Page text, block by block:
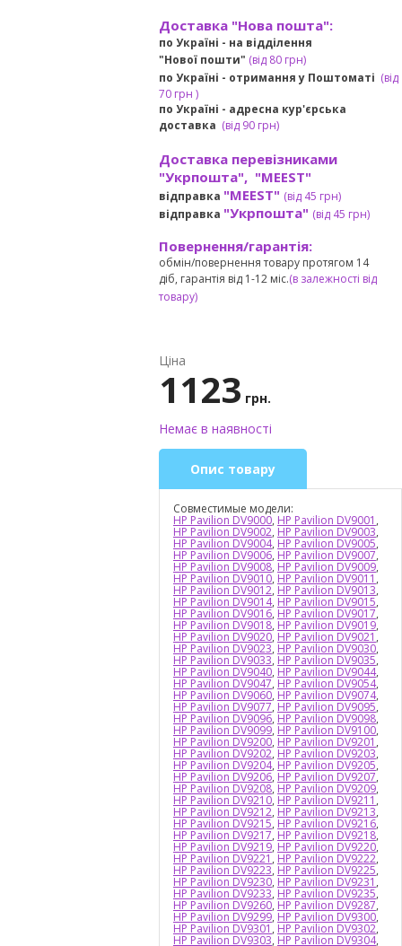
Доставка "Нова пошта":
по Україні - на відділення
"Нової пошти" (від 80 грн)
по Україні - отримання у Поштоматі (від
70 грн )
по Україні - адресна кур'єрська
доставка (від90 грн)
Доставка перевізниками
"Укрпошта", "MEEST"
відправка "MEEST" (від 45 грн)
відправка "Укрпошта" (від 45 грн)
Повернення/гарантія:
обмін/повернення товару протягом 14
діб, гарантія від 1-12 міс.(в залежності від
товару)
Ціна
1123 грн.
Немає в наявності
Опис товару
Совместимые модели:
HP Pavilion DV9000, HP Pavilion DV9001 ,
HP Pavilion DV9002, HP Pavilion DV9003,
HP Pavilion DV9004, HP Pavilion DV9005,
HP Pavilion DV9006, HP Pavilion DV9007,
HP Pavilion DV9008, HP Pavilion DV9009,
HP Pavilion DV9010, HP Pavilion DV9011 ,
HP Pavilion DV9012, HP Pavilion DV9013,
HP Pavilion DV9014, HP Pavilion DV9015,
HP Pavilion DV9016, HP Pavilion DV9017,
HP Pavilion DV9018, HP Pavilion DV9019,
HP Pavilion DV9020, HP Pavilion DV9021 ,
HP Pavilion DV9023, HP Pavilion DV9030,
HP Pavilion DV9033, HP Pavilion DV9035,
HP Pavilion DV9040, HP Pavilion DV9044,
HP Pavilion DV9047, HP Pavilion DV9054,
HP Pavilion DV9060, HP Pavilion DV9074,
HP Pavilion DV9077, HP Pavilion DV9095,
HP Pavilion DV9096, HP Pavilion DV9098,
HP Pavilion DV9099, HP Pavilion DV9100,
HP Pavilion DV9200, HP Pavilion DV9201 ,
HP Pavilion DV9202, HP Pavilion DV9203,
HP Pavilion DV9204, HP Pavilion DV9205,
HP Pavilion DV9206, HP Pavilion DV9207,
HP Pavilion DV9208, HP Pavilion DV9209,
HP Pavilion DV9210, HP Pavilion DV9211 ,
HP Pavilion DV9212, HP Pavilion DV9213,
HP Pavilion DV9215, HP Pavilion DV9216,
HP Pavilion DV9217, HP Pavilion DV9218,
HP Pavilion DV9219, HP Pavilion DV9220,
HP Pavilion DV9221 , HP Pavilion DV9222,
HP Pavilion DV9223, HP Pavilion DV9225,
HP Pavilion DV9230, HP Pavilion DV9231 ,
HP Pavilion DV9233, HP Pavilion DV9235,
HP Pavilion DV9260, HP Pavilion DV9287,
HP Pavilion DV9299, HP Pavilion DV9300,
HP Pavilion DV9301 , HP Pavilion DV9302,
HP Pavilion DV9303, HP Pavilion DV9304,